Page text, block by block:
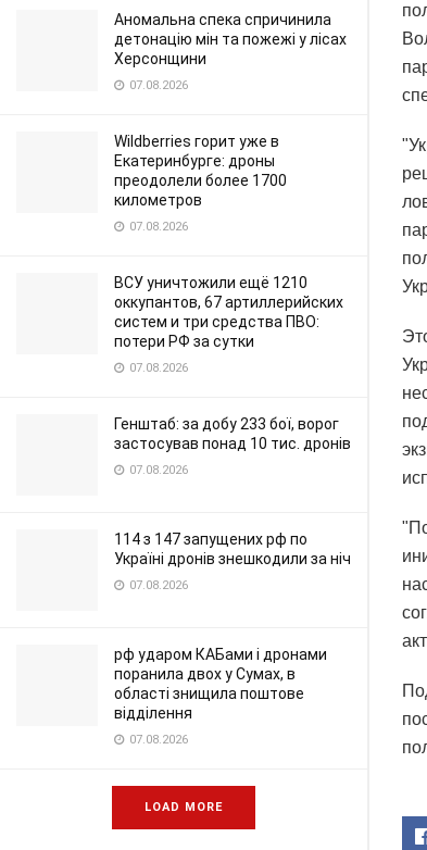
Аномальна спека спричинила
детонацію мін та пожежі у лісах
Херсонщини
07.08.2026
Wildberries горит уже в
Екатеринбурге: дроны
преодолели более 1700
километров
07.08.2026
ВСУ уничтожили ещё 1210
оккупантов, 67 артиллерийских
систем и три средства ПВО:
потери РФ за сутки
07.08.2026
Генштаб: за добу 233 бої, ворог
застосував понад 10 тис. дронів
07.08.2026
114 з 147 запущених рф по
Україні дронів знешкодили за ніч
07.08.2026
рф ударом КАБами і дронами
поранила двох у Сумах, в
області знищила поштове
відділення
07.08.2026
LOAD MORE